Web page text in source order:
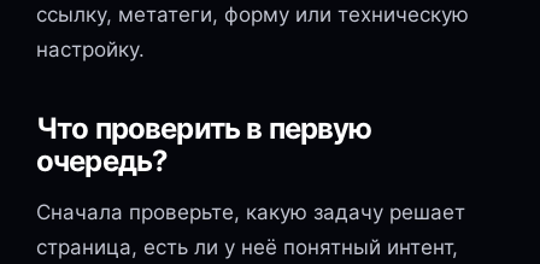
ссылку, метатеги, форму или техническую
настройку.
Что проверить в первую
очередь?
Сначала проверьте, какую задачу решает
страница, есть ли у неё понятный интент,